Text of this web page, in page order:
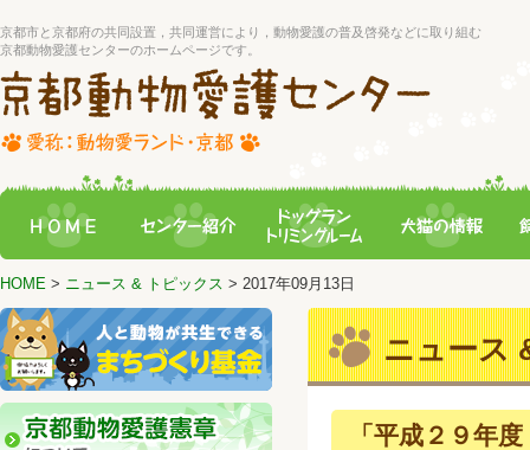
京都市と京都府の共同設置，共同運営により，動物愛護の普及啓発などに取り組む
京都動物愛護センターのホームページです。
HOME > ニュース & トピックス > 2017年09月13日
ニュース
「平成２９年